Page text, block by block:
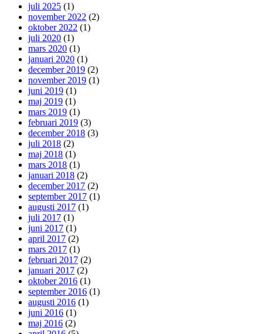
juli 2025 (1)
november 2022 (2)
oktober 2022 (1)
juli 2020 (1)
mars 2020 (1)
januari 2020 (1)
december 2019 (2)
november 2019 (1)
juni 2019 (1)
maj 2019 (1)
mars 2019 (1)
februari 2019 (3)
december 2018 (3)
juli 2018 (2)
maj 2018 (1)
mars 2018 (1)
januari 2018 (2)
december 2017 (2)
september 2017 (1)
augusti 2017 (1)
juli 2017 (1)
juni 2017 (1)
april 2017 (2)
mars 2017 (1)
februari 2017 (2)
januari 2017 (2)
oktober 2016 (1)
september 2016 (1)
augusti 2016 (1)
juni 2016 (1)
maj 2016 (2)